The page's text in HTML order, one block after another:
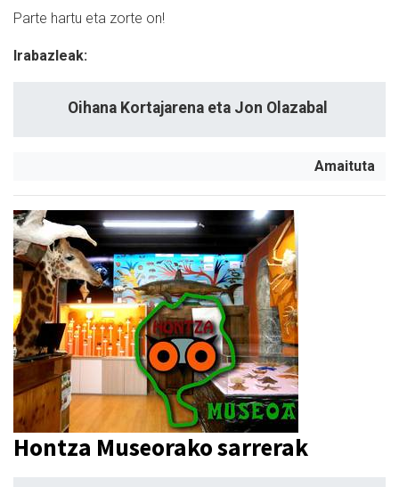
Parte hartu eta zorte on!
Irabazleak:
Oihana Kortajarena eta Jon Olazabal
Amaituta
Hontza Museorako sarrerak